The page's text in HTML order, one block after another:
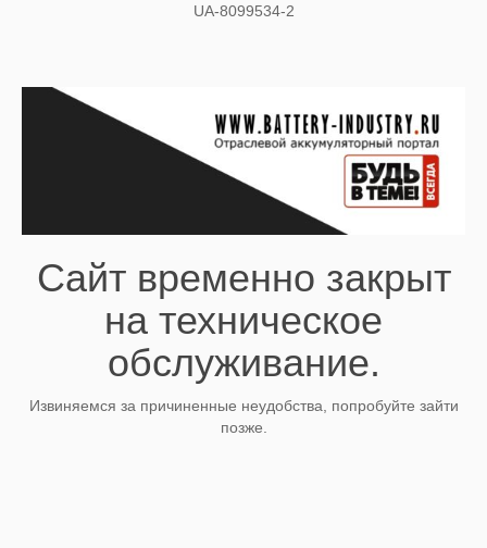
UA-8099534-2
Сайт временно закрыт
на техническое
обслуживание.
Извиняемся за причиненные неудобства, попробуйте зайти
позже.